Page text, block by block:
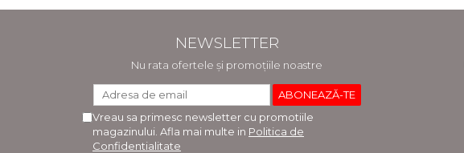
NEWSLETTER
Nu rata ofertele și promoțiile noastre
Vreau sa primesc newsletter cu promotiile
magazinului. Afla mai multe in Politica de
Confidentialitate